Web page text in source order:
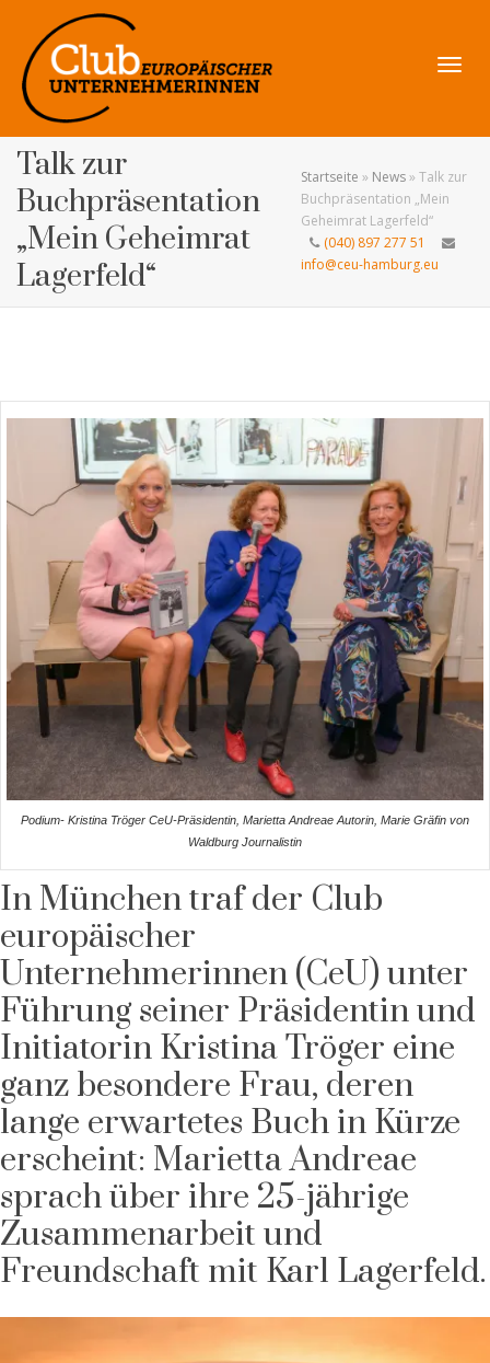
Talk zur
Buchpräsentation
„Mein Geheimrat
Lagerfeld“
Startseite » News» Talk zur
Buchpräsentation „Mein
Geheimrat Lagerfeld“
(040) 897 277 51
info@ceu-hamburg.eu
Podium- Kristina Tröger CeU-Präsidentin, Marietta Andreae Autorin, Marie Gräfin von
Waldburg Journalistin
In München traf der Club
europäischer
Unternehmerinnen (CeU) unter
Führung seiner Präsidentin und
Initiatorin Kristina Tröger eine
ganz besondere Frau, deren
lange erwartetes Buch in Kürze
erscheint: Marietta Andreae
sprach über ihre 25-jährige
Zusammenarbeit und
Freundschaft mit Karl Lagerfeld.